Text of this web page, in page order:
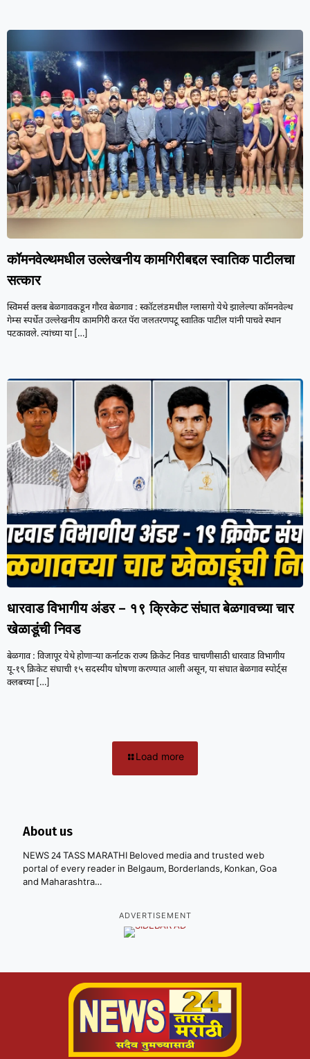
कॉमनवेल्थमधील उल्लेखनीय कामगिरीबद्दल स्वातिक पाटीलचा
सत्कार
स्विमर्स क्लब बेळगावकडून गौरव बेळगाव : स्कॉटलंडमधील ग्लासगो येथे झालेल्या कॉमनवेल्थ
गेम्स स्पर्धेत उल्लेखनीय कामगिरी करत पॅरा जलतरणपटू स्वातिक पाटील यांनी पाचवे स्थान
पटकावले. त्यांच्या या[…]
धारवाड विभागीय अंडर – १९ क्रिकेट संघात बेळगावच्या चार
खेळाडूंची निवड
बेळगाव : विजापूर येथे होणाऱ्या कर्नाटक राज्य क्रिकेट निवड चाचणीसाठी धारवाड विभागीय
यू-१९ क्रिकेट संघाची १५ सदस्यीय घोषणा करण्यात आली असून, या संघात बेळगाव स्पोर्ट्स
क्लबच्या[…]
Load more
About us
NEWS 24 TASS MARATHI Beloved media and trusted web
portal of every reader in Belgaum, Borderlands, Konkan, Goa
and Maharashtra…
ADVERTISEMENT